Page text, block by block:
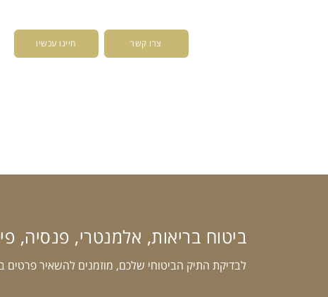
צרו קשר חייגו עכשיו
ביטוח בריאות, אלמנטרי, פנסיה,
לבדיקת התיק הביטוחי שלכם, מוזמנים להשאיר פרטים